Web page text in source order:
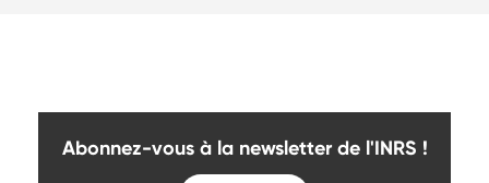
Abonnez-vous à la newsletter de l'INRS !